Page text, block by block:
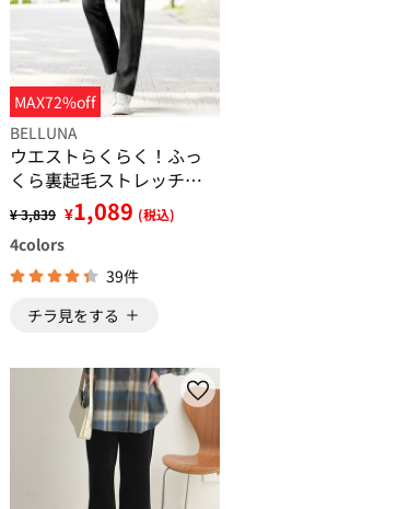
MAX72%off
BELLUNA
ウエストらくらく！ふっ
くら裏起毛ストレッチパ
ンツ
¥ 3,839 ¥1,089 (税込)
4colors
39件
チラ見をする